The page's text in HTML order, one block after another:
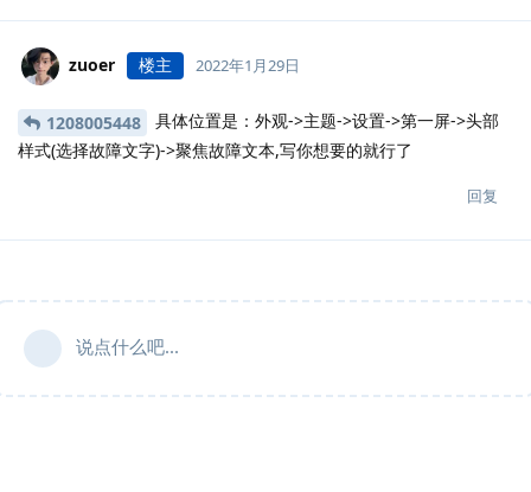
zuoer 楼主 2022年1月29日
1208005448
具体位置是：外观->主题->设置->第一屏->头部
样式(选择故障文字)->聚焦故障文本,写你想要的就行了
回复
说点什么吧...